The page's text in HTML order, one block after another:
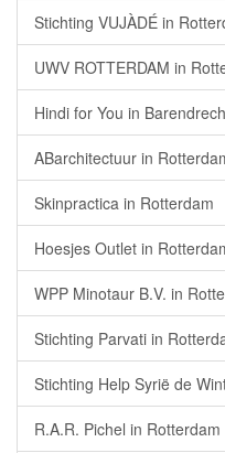
Stichting VUJÀDÉ in
UWV ROTTERDAM in
Hindi for You in
ABarchitectuur in
Skinpractica in Rotterdam
Hoesjes Outlet in
WPP Minotaur B.V. in
Stichting Parvati in
Stichting Help Syrië de
R.A.R. Pichel in Rotterdam